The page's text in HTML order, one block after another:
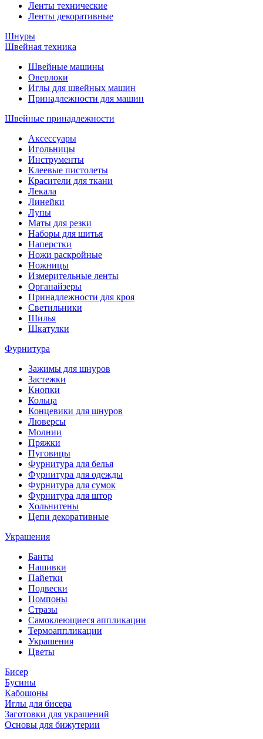
Ленты технические
Ленты декоративные
Шнуры
Швейная техника
Швейные машины
Оверлоки
Иглы для швейных машин
Принадлежности для машин
Швейные принадлежности
Аксессуары
Игольницы
Инструменты
Клеевые пистолеты
Красители для ткани
Лекала
Линейки
Лупы
Маты для резки
Наборы для шитья
Наперстки
Ножи раскройные
Ножницы
Измерительные ленты
Органайзеры
Принадлежности для кроя
Светильники
Шилья
Шкатулки
Фурнитура
Зажимы для шнуров
Застежки
Кнопки
Кольца
Концевики для шнуров
Люверсы
Молнии
Пряжки
Пуговицы
Фурнитура для белья
Фурнитура для одежды
Фурнитура для сумок
Фурнитура для штор
Хольнитены
Цепи декоративные
Украшения
Банты
Нашивки
Пайетки
Подвески
Помпоны
Стразы
Самоклеющиеся аппликации
Термоаппликации
Украшения
Цветы
Бисер
Бусины
Кабошоны
Иглы для бисера
Заготовки для украшений
Основы для бижутерии